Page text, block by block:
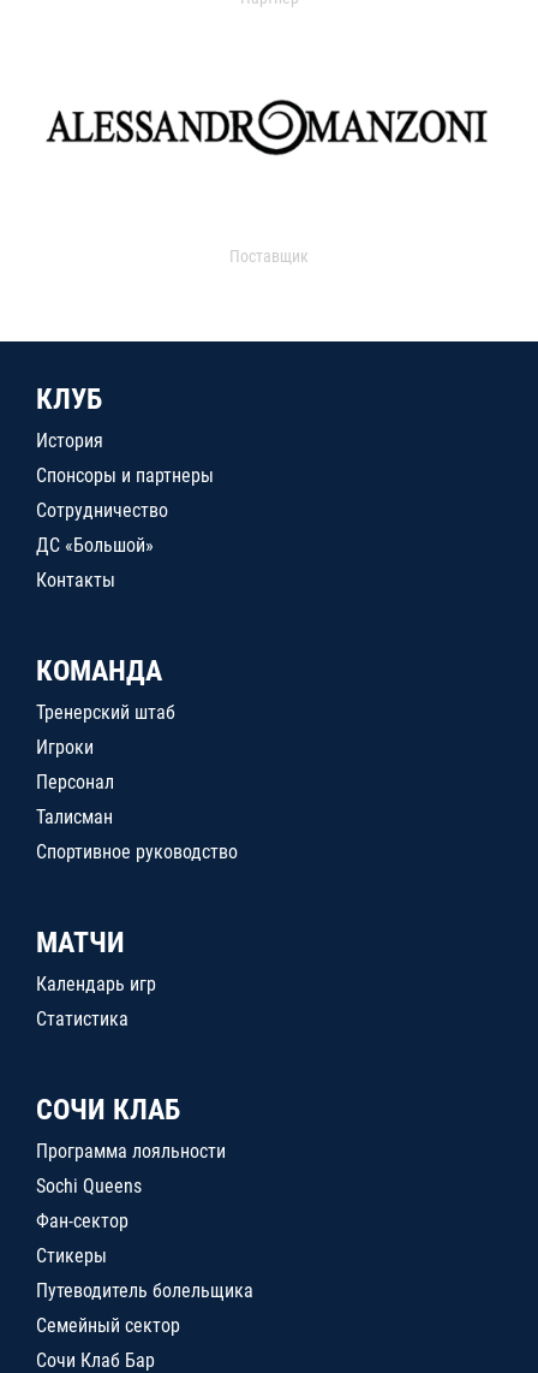
Поставщик
КЛУБ
История
Спонсоры и партнеры
Сотрудничество
ДС «Большой»
Контакты
КОМАНДА
Тренерский штаб
Игроки
Персонал
Талисман
Спортивное руководство
МАТЧИ
Календарь игр
Статистика
СОЧИ КЛАБ
Программа лояльности
Sochi Queens
Фан-сектор
Стикеры
Путеводитель болельщика
Семейный сектор
Сочи Клаб Бар